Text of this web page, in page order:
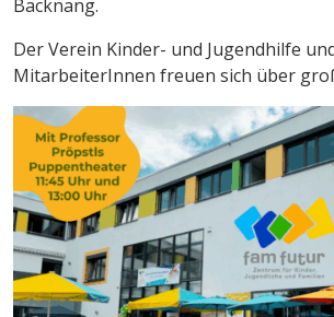
Backnang.
Der Verein Kinder- und Jugendhilfe
MitarbeiterInnen freuen sich über